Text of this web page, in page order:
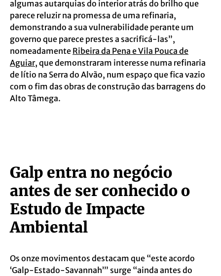
algumas autarquias do interior atrás do brilho que
parece reluzir na promessa de uma refinaria,
demonstrando a sua vulnerabilidade perante um
governo que parece prestes a sacrificá-las”,
nomeadamente Ribeira da Pena e Vila Pouca de
Aguiar, que demonstraram interesse numa refinaria
de lítio na Serra do Alvão, num espaço que fica vazio
com o fim das obras de construção das barragens do
Alto Tâmega.
Galp entra no negócio
antes de ser conhecido o
Estudo de Impacte
Ambiental
Os onze movimentos destacam que “este acordo
‘Galp-Estado-Savannah’” surge “ainda antes do